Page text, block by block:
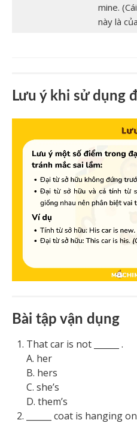
mine.
này là
Lưu ý khi sử dụng
Bài tập vận dụng
That car is not ______ .
A. her
B. hers
C. she’s
D. them’s
coat is hanging